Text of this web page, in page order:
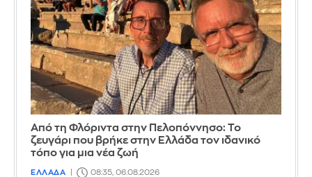
Από τη Φλόριντα στην Πελοπόννησο: Το
ζευγάρι που βρήκε στην Ελλάδα τον ιδανικό
τόπο για μια νέα ζωή
ΕΛΛΑΔΑ 08:35, 06.08.2026